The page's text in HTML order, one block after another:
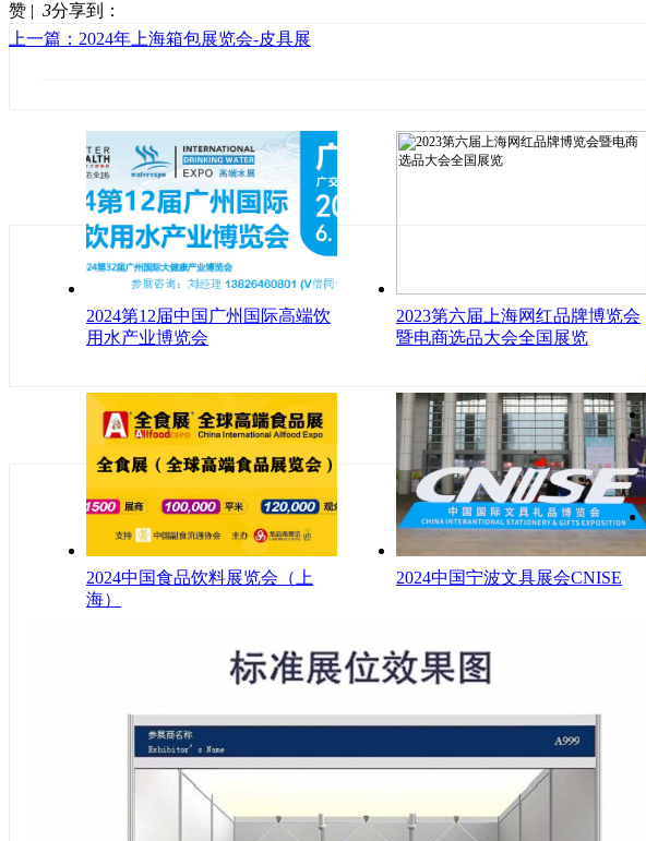
赞 | 3分享到：
上一篇：2024年上海箱包展览会-皮具展
2024第12届中国广州国际高端饮
用水产业博览会
2023第六届上海网红品牌博览会
暨电商选品大会全国展览
2024中国食品饮料展览会（上
海）
2024中国宁波文具展会CNISE